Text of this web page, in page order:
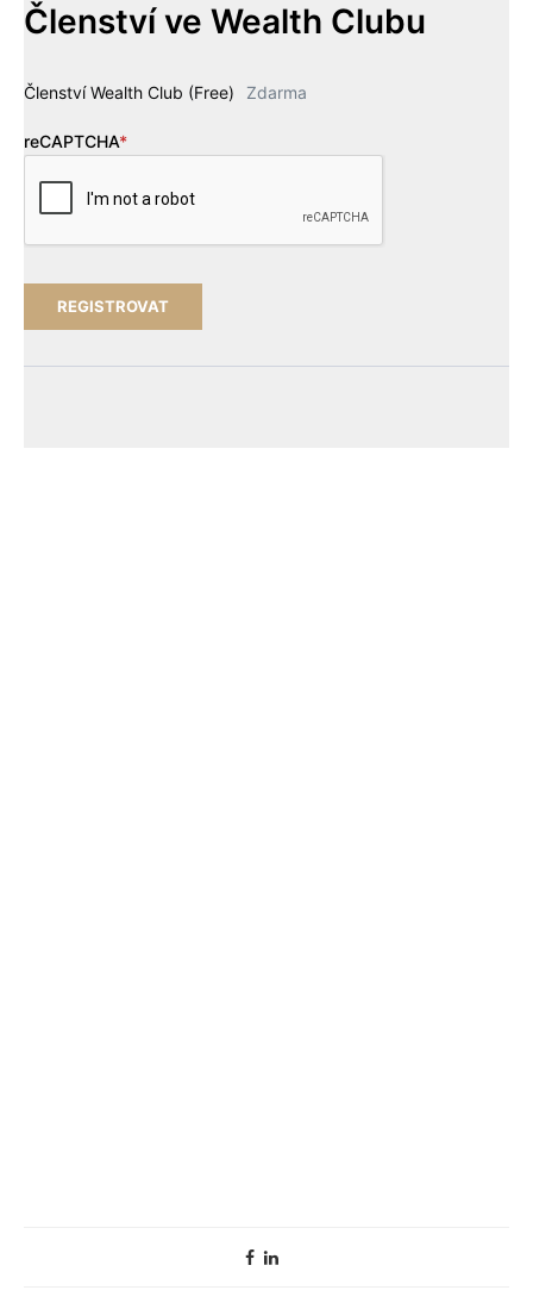
Členství ve Wealth Clubu
Členství Wealth Club (Free) Zdarma
reCAPTCHA*